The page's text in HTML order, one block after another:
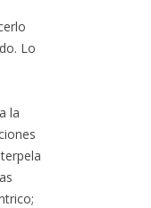
Lo
la